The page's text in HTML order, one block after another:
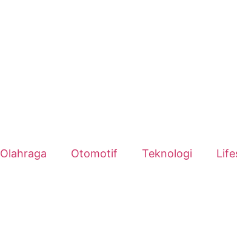
Olahraga Otomotif Teknologi